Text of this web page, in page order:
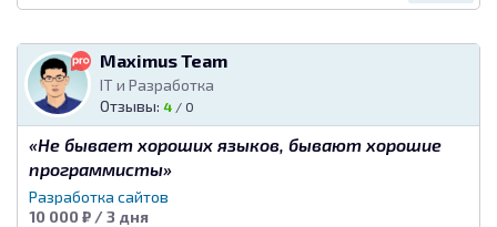
Maximus Team
IT и Разработка
Отзывы: 4 / 0
«Не бывает хороших языков, бывают хорошие
программисты»
Разработка сайтов
10 000 ₽ / 3 дня